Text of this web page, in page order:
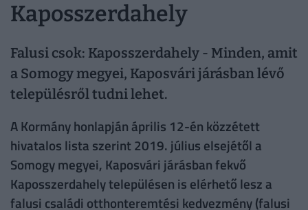
Kaposszerdahely
Falusi csok: Kaposszerdahely - Minden, amit
a Somogy megyei, Kaposvári járásban lévő
településről tudni lehet.
A Kormány honlapján április 12-én közzétett
hivatalos lista szerint 2019. július elsejétől a
Somogy megyei, Kaposvári járásban fekvő
Kaposszerdahely településen is elérhető lesz a
falusi családi otthonteremtési kedvezmény (falusi